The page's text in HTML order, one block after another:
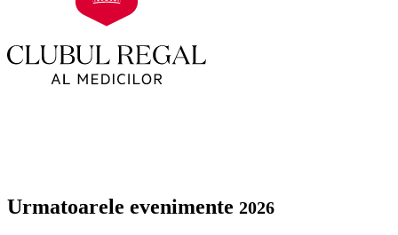
Urmatoarele evenimente 2026